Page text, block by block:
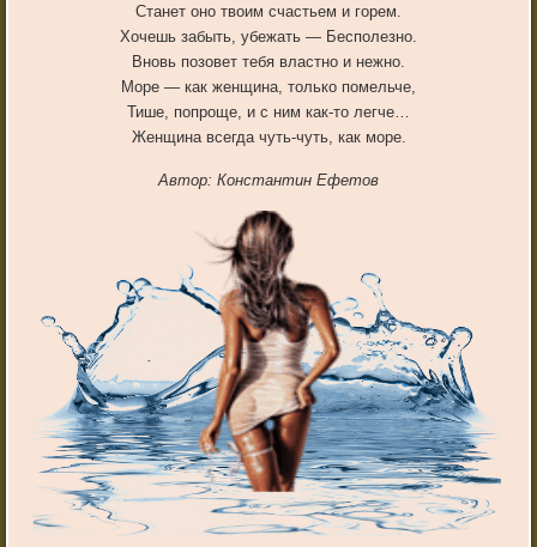
Станет оно твоим счастьем и горем.
Хочешь забыть, убежать — Бесполезно.
Вновь позовет тебя властно и нежно.
Море — как женщина, только помельче,
Тише, попроще, и с ним как-то легче…
Женщина всегда чуть-чуть, как море.
Автор: Константин Ефетов